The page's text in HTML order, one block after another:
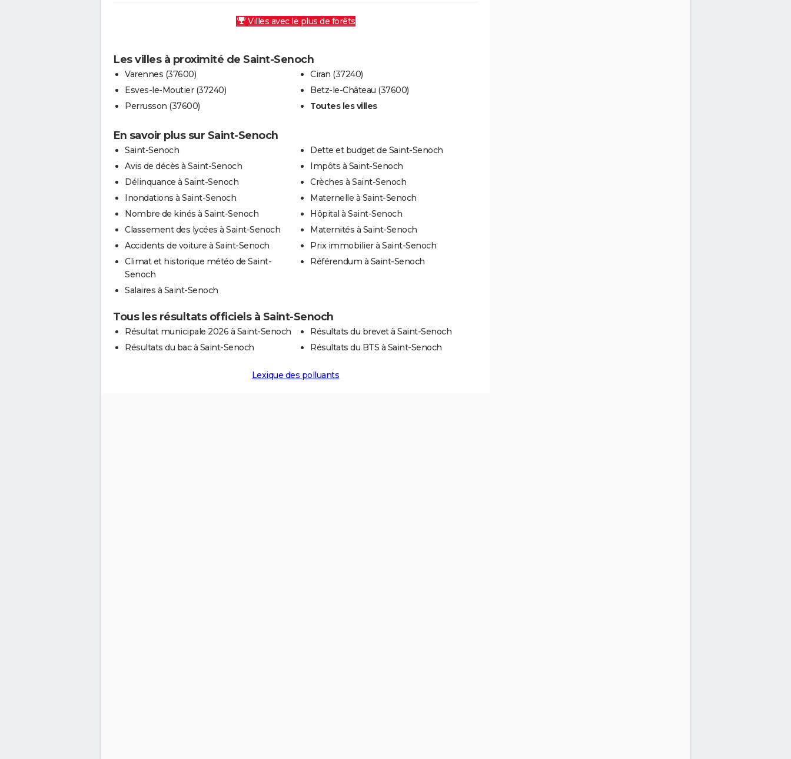
Villes avec le plus de forêts
Les villes à proximité de Saint-Senoch
Varennes (37600)
Esves-le-Moutier (37240)
Perrusson (37600)
Ciran (37240)
Betz-le-Château (37600)
Toutes les villes
En savoir plus sur Saint-Senoch
Saint-Senoch
Avis de décès à Saint-Senoch
Délinquance à Saint-Senoch
Inondations à Saint-Senoch
Nombre de kinés à Saint-Senoch
Classement des lycées à Saint-Senoch
Accidents de voiture à Saint-Senoch
Climat et historique météo de Saint-
Senoch
Salaires à Saint-Senoch
Dette et budget de Saint-Senoch
Impôts à Saint-Senoch
Crèches à Saint-Senoch
Maternelle à Saint-Senoch
Hôpital à Saint-Senoch
Maternités à Saint-Senoch
Prix immobilier à Saint-Senoch
Référendum à Saint-Senoch
Tous les résultats officiels à Saint-Senoch
Résultat municipale 2026 à Saint-Senoch
Résultats du bac à Saint-Senoch
Résultats du brevet à Saint-Senoch
Résultats du BTS à Saint-Senoch
Lexique des polluants